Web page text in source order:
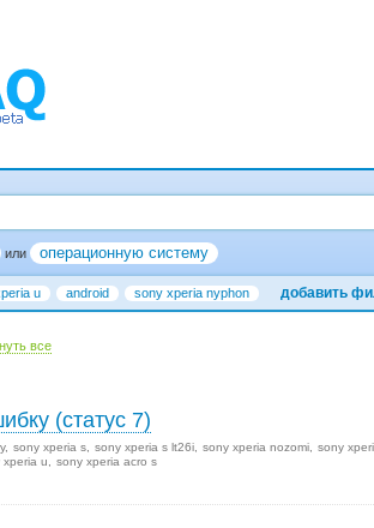
или операционную систему
u android sony xperia nyphon добавить
все
(статус 7)
sony xperia s sony xperia s lt26i sony xperia nozomi
sony
xperia u sony xperia acro s